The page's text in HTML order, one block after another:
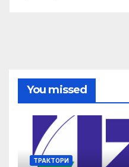
You missed
ТРАКТОРИ